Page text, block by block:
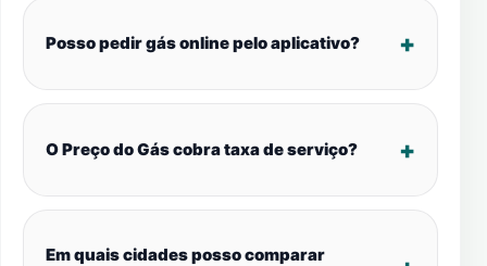
Posso pedir gás online pelo aplicativo?
O Preço do Gás cobra taxa de serviço?
Em quais cidades posso comparar